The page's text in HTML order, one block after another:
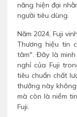
năng hiện đại
người tiêu dùng.
Năm 2024, Fuji
Thương hiệu tin
tâm". Đây là
nghỉ của Fuji
tiêu chuẩn chất
thưởng này
mà còn là niềm
Fuji.